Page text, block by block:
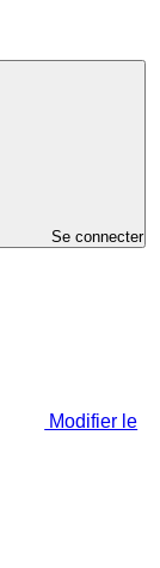
Se connecter
Modifier le